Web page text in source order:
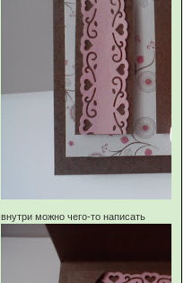
внутри можно чего-то написать